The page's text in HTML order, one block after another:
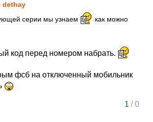
dethay
серии мы узнаем
как можно
код перед номером набрать.
фсб на отключенный мобильник
1 /0